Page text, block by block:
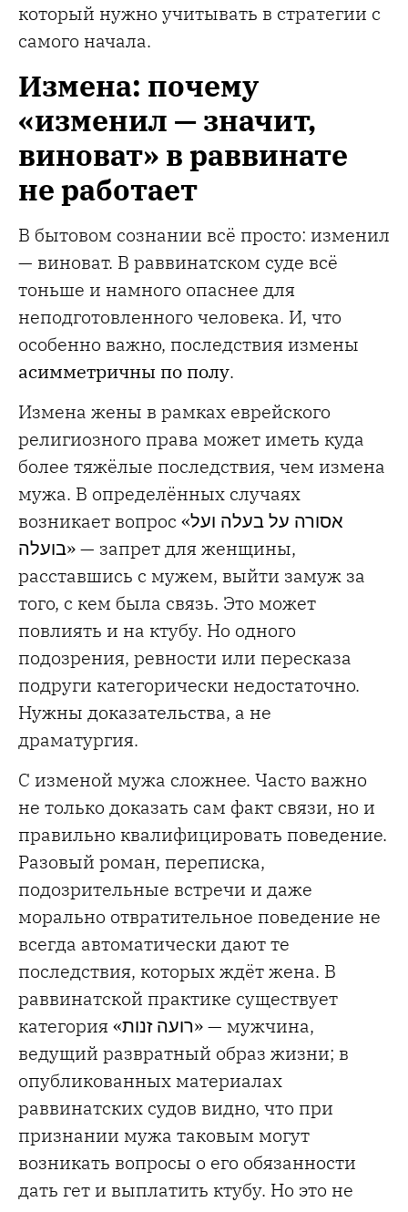
который нужно учитывать в стратегии с
самого начала.
Измена: почему
«изменил — значит,
виноват» в раввинате
не работает
В бытовом сознании всё просто: изменил
— виноват. В раввинатском суде всё
тоньше и намного опаснее для
неподготовленного человека. И, что
особенно важно, последствия измены
асимметричны по полу.
Измена жены в рамках еврейского
религиозного права может иметь куда
более тяжёлые последствия, чем измена
мужа. В определённых случаях
возникает вопрос«אסורה על בעלה ועל
בועלה»— запрет для женщины,
расставшись с мужем, выйти замуж за
того, с кем была связь. Это может
повлиять и на ктубу. Но одного
подозрения, ревности или пересказа
подруги категорически недостаточно.
Нужны доказательства, а не
драматургия.
С изменой мужа сложнее. Часто важно
не только доказать сам факт связи, но и
правильно квалифицировать поведение.
Разовый роман, переписка,
подозрительные встречи и даже
морально отвратительное поведение не
всегда автоматически дают те
последствия, которых ждёт жена. В
раввинатской практике существует
категория
«רועה זנות»— мужчина,
ведущий развратный образ жизни; в
опубликованных материалах
раввинатских судов видно, что при
признании мужа таковым могут
возникать вопросы о его обязанности
дать гет и выплатить ктубу. Но это не